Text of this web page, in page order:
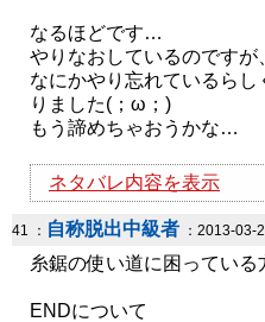
なるほどです…
やりなおしているのですが
なにかやり忘れているら
りました(；ω；)
もう諦めちゃおうかな…
ネタバレ内容を表示
41 ： 自称脱出中級者 ：2013-03-
糸鋸の使い道に困っている
ENDについて